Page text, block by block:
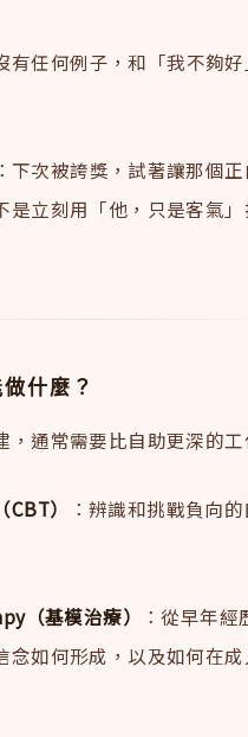
有任何例子，和「我不夠
：下次被誇獎，試著讓那個
是立刻用「他，只是客氣」
什麼？
，通常需要比自助更深的工
）
：辨識和挑戰負向
（基模治療）
：從早年經
念如何形成，以及如何在成